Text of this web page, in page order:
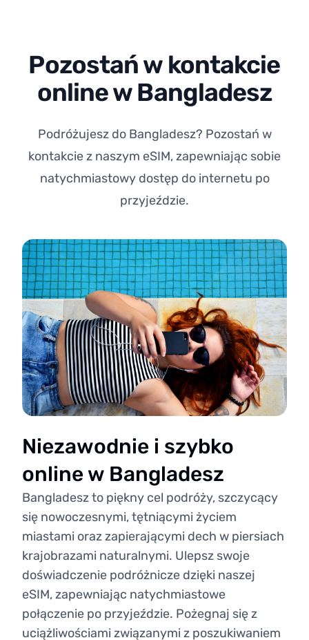
Pozostań w kontakcie
online w Bangladesz
Podróżujesz do Bangladesz? Pozostań w
kontakcie z naszym eSIM, zapewniając sobie
natychmiastowy dostęp do internetu po
przyjeździe.
Niezawodnie i szybko
online w Bangladesz
Bangladesz to piękny cel podróży, szczycący
się nowoczesnymi, tętniącymi życiem
miastami oraz zapierającymi dech w piersiach
krajobrazami naturalnymi. Ulepsz swoje
doświadczenie podróżnicze dzięki naszej
eSIM, zapewniając natychmiastowe
połączenie po przyjeździe. Pożegnaj się z
uciążliwościami związanymi z poszukiwaniem